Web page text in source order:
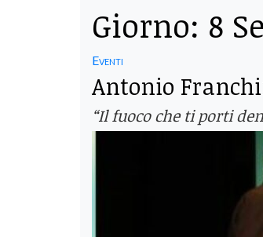
Giorno: 8
Eventi
Antonio
“Il fuoco che ti porti